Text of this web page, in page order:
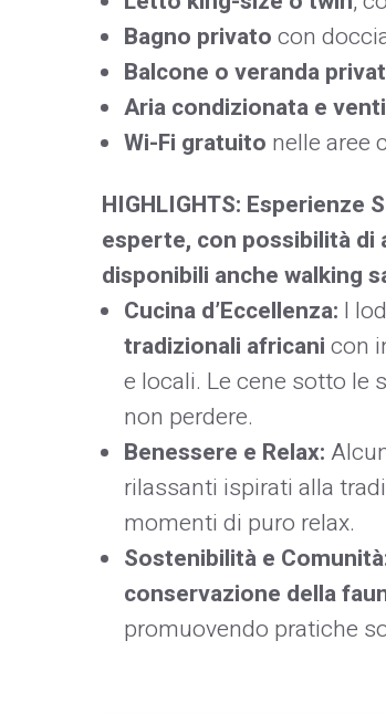
Bagno privatocon
Balcone o veranda
Aria condizionata e
Wi-Fi gratuito nelle aree
HIGHLIGHTS: Esperienze
esperte, con possibilità di
disponibili anchewalking
Cucina d’Eccellenza: I
tradizionali africanicon
e locali. Le cene sotto le
non perdere.
Benessere e Relax:
rilassanti ispirati alla
momenti di puro relax.
Sostenibilità e
conservazione della
promuovendo pratiche